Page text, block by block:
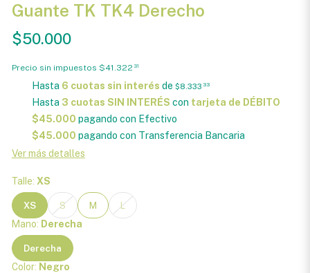
Guante TK TK4 Derecho
$50.000
Precio sin impuestos $41.322 31
Hasta 6 cuotas sin interés de $8.333 33
Hasta 3 cuotas SIN INTERÉS con tarjeta de DÉBITO
$45.000 pagando con Efectivo
$45.000 pagando con Transferencia Bancaria
Ver más detalles
Talle: XS
XS S M
L
Mano: Derecha
Derecha
Color: Negro